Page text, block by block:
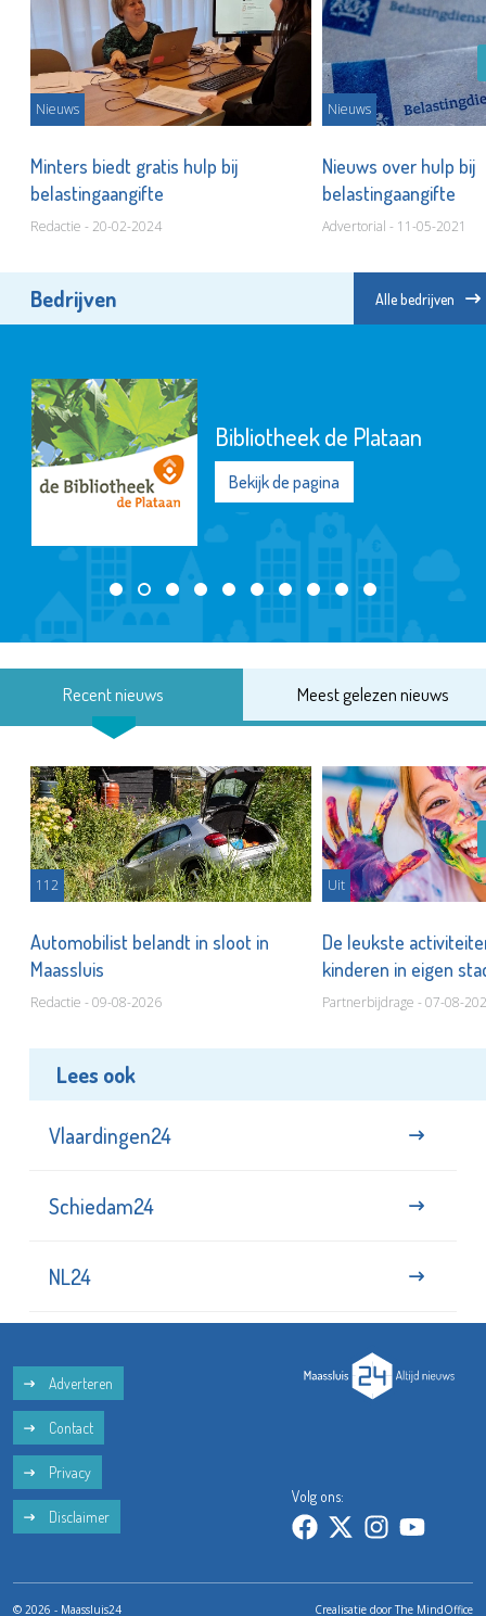
Nieuws
Minters biedt gratis hulp bij
belastingaangifte
Redactie - 20-02-2024
Nieuws
Nieuws over hulp bij
belastingaangifte
Advertorial - 11-05-2021
Bedrijven Alle bedrijven
Bibliotheek de Plataan
Bekijk de pagina
Recent nieuws Meest gelezen nieuws
112
Automobilist belandt in sloot in
Maassluis
Redactie - 09-08-2026
Uit
De leukste
kinderen in eigen
Partnerbijdrage - 07-08-
Lees ook
Vlaardingen24
Schiedam24
NL24
Adverteren
Contact
Privacy
Disclaimer
Volg ons:
© 2026 - Maassluis24 Crealisatie doorThe MindOffice